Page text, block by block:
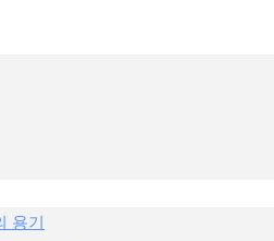
용기